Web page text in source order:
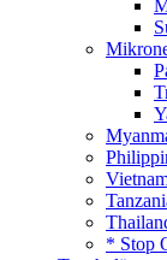
* Stop